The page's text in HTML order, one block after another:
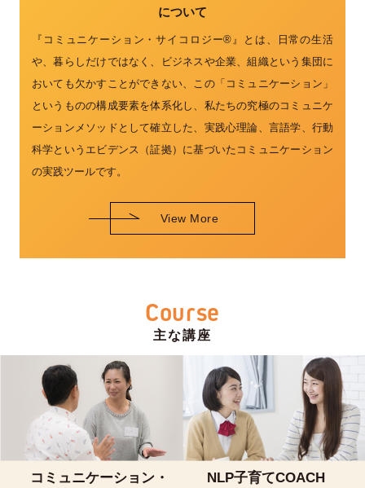
について
『コミュニケーション・サイコロジー®』とは、日常の生活
や、暮らしだけではなく、ビジネスや企業、組織という集団に
おいても欠かすことができない、この「コミュニケーション」
というものの構成要素を体系化し、私たちの究極のコミュニケ
ーションメソッドとして確立した、実践心理論、言語学、行動
科学というエビデンス（証拠）に基づいたコミュニケーション
の実践ツールです。
View More
Course
主な講座
コミュニケーション・
NLP子育てCOACH